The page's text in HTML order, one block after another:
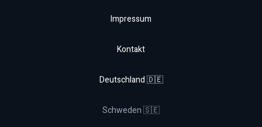
Impressum
Kontakt
Deutschland 🇩🇪
Schweden 🇸🇪